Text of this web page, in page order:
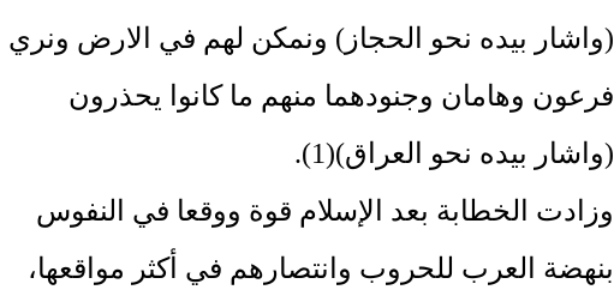
(واشار بيده نحو الحجاز) ونمكن لهم في الارض ونري
فرعون وهامان وجنودهما منهم ما كانوا يحذرون
(واشار بيده نحو العراق)(1).
وزادت الخطابة بعد الإسلام قوة ووقعا في النفوس
بنهضة العرب للحروب وانتصارهم في أكثر مواقعها،